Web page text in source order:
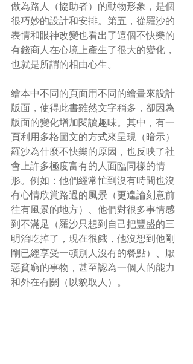
做為路人（協助者）的動物形象，是個
很巧妙的設計和安排。第五，從羅沙的
表情和眼神改變也看出了這個不快樂的
有錢商人在心境上產生了很大的變化，
也就是所謂的相由心生。
繪本中不同的頁面用不同的繪畫來設計
版面，使得此書雖然文字稍多，卻因為
版面的變化增加閱讀趣味。其中，有一
頁利用多格圖文的方式來呈現（暗示）
羅沙為什麼不快樂的原因，也反映了社
會上許多極度富有的人面臨同樣的情
形。例如：他們經常忙到沒有時間也沒
有心情欣賞路過的風景（更遑論刻意前
往有風景的地方）、他們對很多事情感
到不滿足（羅沙只想到自己把豐盛的三
明治吃掉了，現在很餓，他沒想到他剛
剛已經享受一頓別人沒有的餐點）、厭
惡貧窮的事物，甚至認為一個人的能力
和外在有關（以貌取人）。